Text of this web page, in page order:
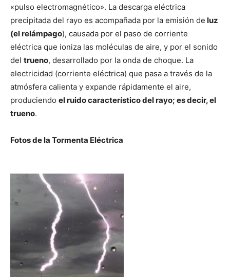
«pulso electromagnético». La descarga eléctrica
precipitada del rayo es acompañada por la emisión de luz
(el relámpago), causada por el paso de corriente
eléctrica que ioniza las moléculas de aire, y por el sonido
del trueno, desarrollado por la onda de choque. La
electricidad (corriente eléctrica) que pasa a través de la
atmósfera calienta y expande rápidamente el aire,
produciendo el ruido característico del rayo; es decir, el
trueno.
Fotos de la Tormenta Eléctrica